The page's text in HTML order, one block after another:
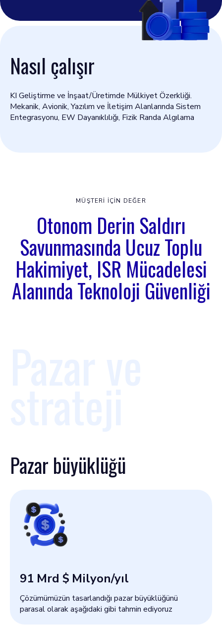
Nasıl çalışır
KI Geliştirme ve İnşaat/Üretimde Mülkiyet Özerkliği.
Mekanik, Avionik, Yazılım ve İletişim Alanlarında Sistem
Entegrasyonu, EW Dayanıklılığı, Fizik Randa Algılama
MÜŞTERI IÇIN DEĞER
Otonom Derin Saldırı
Savunmasında Ucuz Toplu
Hakimiyet, ISR Mücadelesi
Alanında Teknoloji Güvenliği
Pazar büyüklüğü
91 Mrd $ Milyon/yıl
Çözümümüzün tasarlandığı pazar büyüklüğünü
parasal olarak aşağıdaki gibi tahmin ediyoruz